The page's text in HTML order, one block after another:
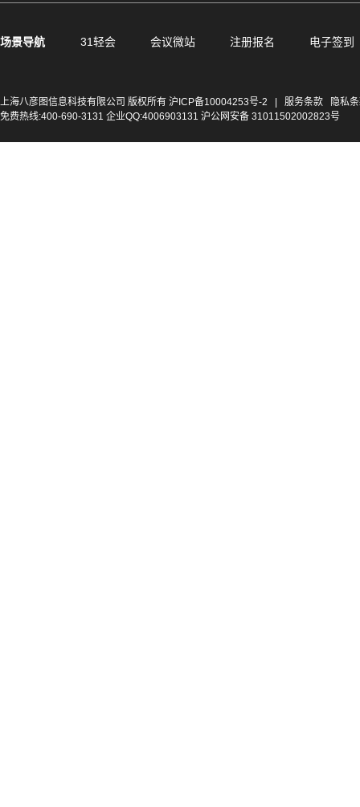
场景导航 31轻会 会议微站 注册报名 电子签到
上海八彦图信息科技有限公司 版权所有 沪ICP备10004253号-2 服务条款
隐私
免费热线:400-690-3131 企业QQ:4006903131 沪公网安备 31011502002823号